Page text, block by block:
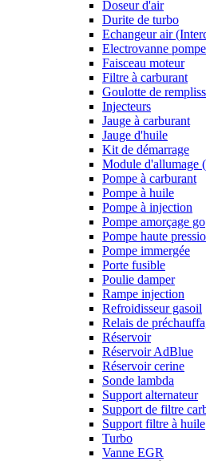
Doseur d'air
Durite de turbo
Echangeur air
Electrovanne
Faisceau moteur
Filtre à carburant
Goulotte de
Injecteurs
Jauge à carburant
Jauge d'huile
Kit de démarrage
Module d'allumage
Pompe à carburant
Pompe à huile
Pompe à injection
Pompe amorçage go
Pompe haute
Pompe immergée
Porte fusible
Poulie damper
Rampe injection
Refroidisseur gasoil
Relais de
Réservoir
Réservoir AdBlue
Réservoir cerine
Sonde lambda
Support alternateur
Support de filtre
Support filtre à huile
Turbo
Vanne EGR